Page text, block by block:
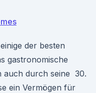
der besten
gastronomische
auch durch seine 30.
ein Vermögen für